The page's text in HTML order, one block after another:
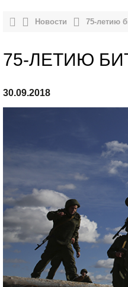
Новости 75-летию
75-ЛЕТИЮ
30.09.2018